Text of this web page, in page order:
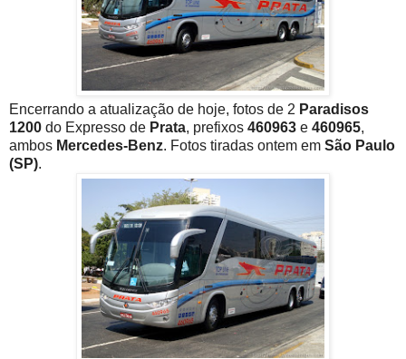
Encerrando a atualização de hoje, fotos de 2 Paradisos
1200 do Expresso de Prata, prefixos 460963 e 460965,
ambos Mercedes-Benz. Fotos tiradas ontem em São Paulo
(SP).